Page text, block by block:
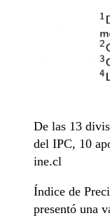
De las 13
del IPC, 10
ine.cl
Índice de
presentó una